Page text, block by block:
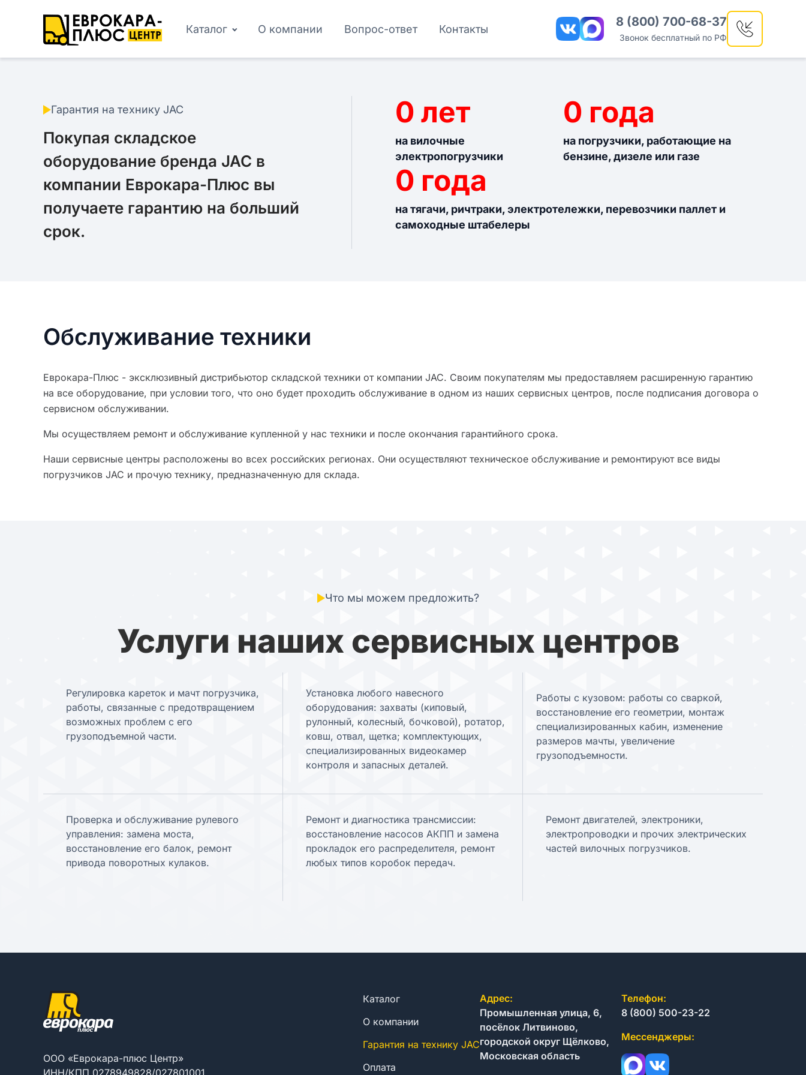
Каталог О компании Вопрос-ответ Контакты 8 (800) 700-68-37
Звонок бесплатный по РФ
Гарантия на технику JAC
Покупая складское
оборудование бренда JAC в
компании Еврокара-Плюс вы
получаете гарантию на больший
срок.
0 лет
на вилочные
электропогрузчики
0 года
на погрузчики, работающие на
бензине, дизеле или газе
0 года
на тягачи, ричтраки, электротележки, перевозчики паллет и
самоходные штабелеры
Обслуживание техники
Еврокара-Плюс - эксклюзивный дистрибьютор складской техники от компании JAC. Своим покупателям мы предоставляем расширенную гарантию
на все оборудование, при условии того, что оно будет проходить обслуживание в одном из наших сервисных центров, после подписания договора о
сервисном обслуживании.
Мы осуществляем ремонт и обслуживание купленной у нас техники и после окончания гарантийного срока.
Наши сервисные центры расположены во всех российских регионах. Они осуществляют техническое обслуживание и ремонтируют все виды
погрузчиков JAC и прочую технику, предназначенную для склада.
Что мы можем предложить?
Услуги наших сервисных центров
Регулировка кареток и мачт погрузчика,
работы, связанные с предотвращением
возможных проблем с его
грузоподъемной части.
Установка любого навесного
оборудования: захваты (киповый,
рулонный, колесный, бочковой), ротатор,
ковш, отвал, щетка; комплектующих,
специализированных видеокамер
контроля и запасных деталей.
Работы с кузовом: работы со сваркой,
восстановление его геометрии, монтаж
специализированных кабин, изменение
размеров мачты, увеличение
грузоподъемности.
Проверка и обслуживание рулевого
управления: замена моста,
восстановление его балок, ремонт
привода поворотных кулаков.
Ремонт и диагностика трансмиссии:
восстановление насосов АКПП и замена
прокладок его распределителя, ремонт
любых типов коробок передач.
Ремонт двигателей, электроники,
электропроводки и прочих электрических
частей вилочных погрузчиков.
ООО «Еврокара-плюс Центр»
ИНН/КПП 0278949828/027801001
Каталог
О компании
Гарантия на технику JAC
Оплата
Адрес:
Промышленная улица, 6,
посёлок Литвиново,
городской округ Щёлково,
Московская область
Телефон:
8 (800) 500-23-22
Мессенджеры: